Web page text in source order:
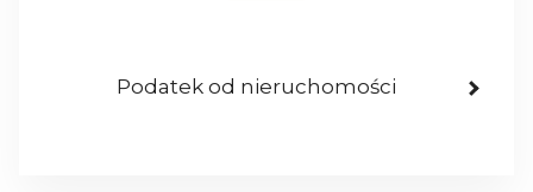
Podatek od nieruchomości